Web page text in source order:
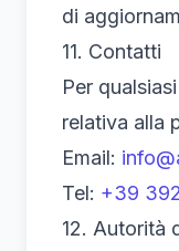
di
11. Contatti
Per
relativa alla
Email:
Tel: +39
12. Autorità